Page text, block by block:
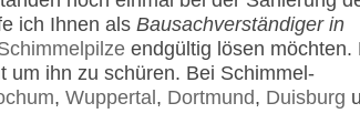
ich Ihnen als Bausachverständiger in
endgültig lösen möchten.
um ihn zu schüren. Bei Schimmel-
, Wuppertal, Dortmund, Duisburg